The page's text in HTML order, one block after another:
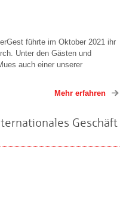
führte im Oktober 2021 ihr
Unter den Gästen und
auch einer unserer
Mehr erfahren
Geschäft